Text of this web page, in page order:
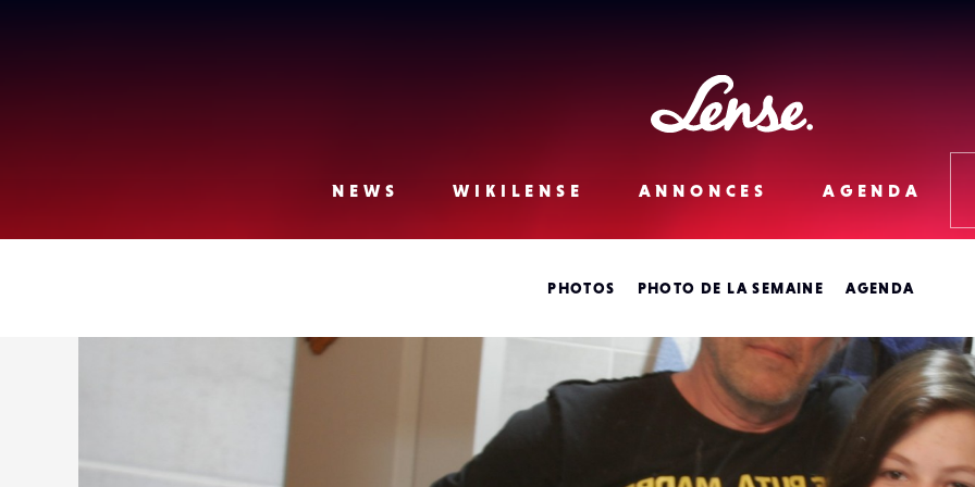
Lense
NEWS WIKILENSE ANNONCES AGENDA
PHOTOS PHOTO DE LA SEMAINE AGENDA